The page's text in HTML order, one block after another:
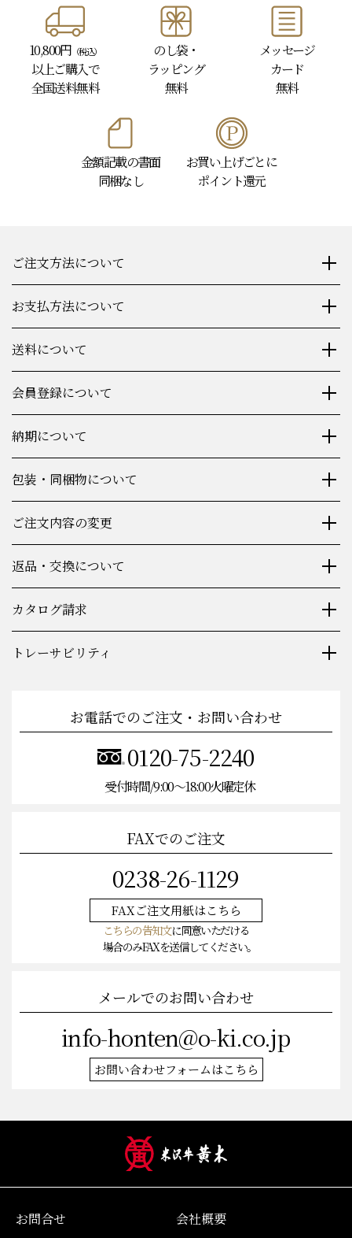
10,800円 （税込）
以上ご購入で
全国送料無料
のし袋・
ラッピング
無料
メッセージ
カード
無料
金額記載の書面
同梱なし
お買い上げごとに
ポイント還元
ご注文方法について
お支払方法について
送料について
会員登録について
納期について
包装・同梱物について
ご注文内容の変更
返品・交換について
カタログ請求
トレーサビリティ
お電話でのご注文・お問い合わせ
0120-75-2240
受付時間/9:00〜18:00火曜定休
FAXでのご注文
0238-26-1129
FAXご注文用紙はこちら
こちらの告知文に同意いただける
場合のみFAXを送信してください。
メールでのお問い合わせ
info-honten@o-ki.co.jp
お問い合わせフォームはこちら
お問合せ 会社概要